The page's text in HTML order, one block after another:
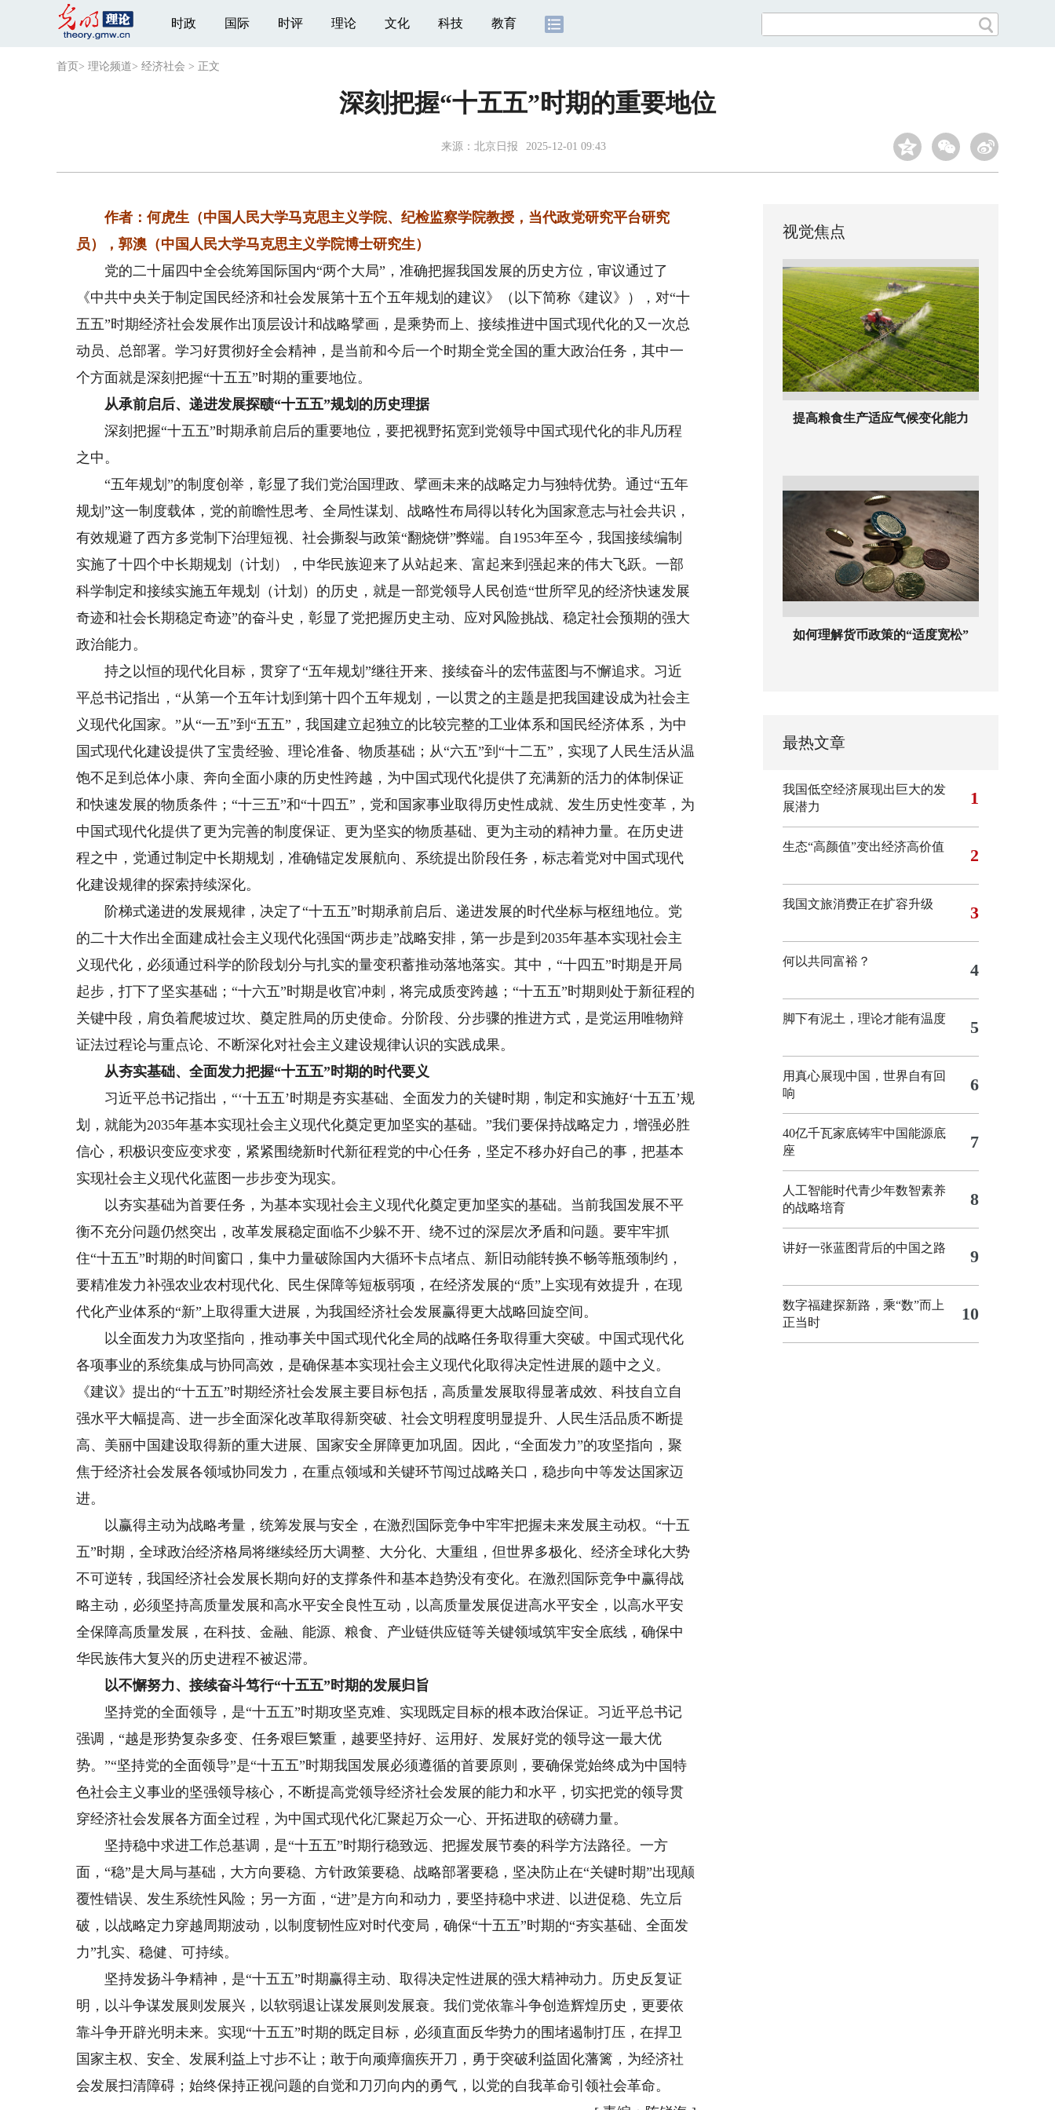
时政 国际 时评 理论 文化 科技 教育
首页 > 理论频道> 经济社会 > 正文
深刻把握“十五五”时期的重要地位
来源： 北京日报 2025-12-01 09:43
作者：何虎生（中国人民大学马克思主义学院、纪检监察学院教授，当代政党研究平台研究
员），郭澳（中国人民大学马克思主义学院博士研究生）
党的二十届四中全会统筹国际国内“两个大局”，准确把握我国发展的历史方位，审议通过了
《中共中央关于制定国民经济和社会发展第十五个五年规划的建议》（以下简称《建议》），对“十
五五”时期经济社会发展作出顶层设计和战略擘画，是乘势而上、接续推进中国式现代化的又一次总
动员、总部署。学习好贯彻好全会精神，是当前和今后一个时期全党全国的重大政治任务，其中一
个方面就是深刻把握“十五五”时期的重要地位。
从承前启后、递进发展探赜“十五五”规划的历史理据
深刻把握“十五五”时期承前启后的重要地位，要把视野拓宽到党领导中国式现代化的非凡历程
之中。
“五年规划”的制度创举，彰显了我们党治国理政、擘画未来的战略定力与独特优势。通过“五年
规划”这一制度载体，党的前瞻性思考、全局性谋划、战略性布局得以转化为国家意志与社会共识，
有效规避了西方多党制下治理短视、社会撕裂与政策“翻烧饼”弊端。自1953年至今，我国接续编制
实施了十四个中长期规划（计划），中华民族迎来了从站起来、富起来到强起来的伟大飞跃。一部
科学制定和接续实施五年规划（计划）的历史，就是一部党领导人民创造“世所罕见的经济快速发展
奇迹和社会长期稳定奇迹”的奋斗史，彰显了党把握历史主动、应对风险挑战、稳定社会预期的强大
政治能力。
持之以恒的现代化目标，贯穿了“五年规划”继往开来、接续奋斗的宏伟蓝图与不懈追求。习近
平总书记指出，“从第一个五年计划到第十四个五年规划，一以贯之的主题是把我国建设成为社会主
义现代化国家。”从“一五”到“五五”，我国建立起独立的比较完整的工业体系和国民经济体系，为中
国式现代化建设提供了宝贵经验、理论准备、物质基础；从“六五”到“十二五”，实现了人民生活从温
饱不足到总体小康、奔向全面小康的历史性跨越，为中国式现代化提供了充满新的活力的体制保证
和快速发展的物质条件；“十三五”和“十四五”，党和国家事业取得历史性成就、发生历史性变革，为
中国式现代化提供了更为完善的制度保证、更为坚实的物质基础、更为主动的精神力量。在历史进
程之中，党通过制定中长期规划，准确锚定发展航向、系统提出阶段任务，标志着党对中国式现代
化建设规律的探索持续深化。
阶梯式递进的发展规律，决定了“十五五”时期承前启后、递进发展的时代坐标与枢纽地位。党
的二十大作出全面建成社会主义现代化强国“两步走”战略安排，第一步是到2035年基本实现社会主
义现代化，必须通过科学的阶段划分与扎实的量变积蓄推动落地落实。其中，“十四五”时期是开局
起步，打下了坚实基础；“十六五”时期是收官冲刺，将完成质变跨越；“十五五”时期则处于新征程的
关键中段，肩负着爬坡过坎、奠定胜局的历史使命。分阶段、分步骤的推进方式，是党运用唯物辩
证法过程论与重点论、不断深化对社会主义建设规律认识的实践成果。
从夯实基础、全面发力把握“十五五”时期的时代要义
习近平总书记指出，“‘十五五’时期是夯实基础、全面发力的关键时期，制定和实施好‘十五五’规
划，就能为2035年基本实现社会主义现代化奠定更加坚实的基础。”我们要保持战略定力，增强必胜
信心，积极识变应变求变，紧紧围绕新时代新征程党的中心任务，坚定不移办好自己的事，把基本
实现社会主义现代化蓝图一步步变为现实。
以夯实基础为首要任务，为基本实现社会主义现代化奠定更加坚实的基础。当前我国发展不平
衡不充分问题仍然突出，改革发展稳定面临不少躲不开、绕不过的深层次矛盾和问题。要牢牢抓
住“十五五”时期的时间窗口，集中力量破除国内大循环卡点堵点、新旧动能转换不畅等瓶颈制约，
要精准发力补强农业农村现代化、民生保障等短板弱项，在经济发展的“质”上实现有效提升，在现
代化产业体系的“新”上取得重大进展，为我国经济社会发展赢得更大战略回旋空间。
以全面发力为攻坚指向，推动事关中国式现代化全局的战略任务取得重大突破。中国式现代化
各项事业的系统集成与协同高效，是确保基本实现社会主义现代化取得决定性进展的题中之义。
《建议》提出的“十五五”时期经济社会发展主要目标包括，高质量发展取得显著成效、科技自立自
强水平大幅提高、进一步全面深化改革取得新突破、社会文明程度明显提升、人民生活品质不断提
高、美丽中国建设取得新的重大进展、国家安全屏障更加巩固。因此，“全面发力”的攻坚指向，聚
焦于经济社会发展各领域协同发力，在重点领域和关键环节闯过战略关口，稳步向中等发达国家迈
进。
以赢得主动为战略考量，统筹发展与安全，在激烈国际竞争中牢牢把握未来发展主动权。“十五
五”时期，全球政治经济格局将继续经历大调整、大分化、大重组，但世界多极化、经济全球化大势
不可逆转，我国经济社会发展长期向好的支撑条件和基本趋势没有变化。在激烈国际竞争中赢得战
略主动，必须坚持高质量发展和高水平安全良性互动，以高质量发展促进高水平安全，以高水平安
全保障高质量发展，在科技、金融、能源、粮食、产业链供应链等关键领域筑牢安全底线，确保中
华民族伟大复兴的历史进程不被迟滞。
以不懈努力、接续奋斗笃行“十五五”时期的发展归旨
坚持党的全面领导，是“十五五”时期攻坚克难、实现既定目标的根本政治保证。习近平总书记
强调，“越是形势复杂多变、任务艰巨繁重，越要坚持好、运用好、发展好党的领导这一最大优
势。”“坚持党的全面领导”是“十五五”时期我国发展必须遵循的首要原则，要确保党始终成为中国特
色社会主义事业的坚强领导核心，不断提高党领导经济社会发展的能力和水平，切实把党的领导贯
穿经济社会发展各方面全过程，为中国式现代化汇聚起万众一心、开拓进取的磅礴力量。
坚持稳中求进工作总基调，是“十五五”时期行稳致远、把握发展节奏的科学方法路径。一方
面，“稳”是大局与基础，大方向要稳、方针政策要稳、战略部署要稳，坚决防止在“关键时期”出现颠
覆性错误、发生系统性风险；另一方面，“进”是方向和动力，要坚持稳中求进、以进促稳、先立后
破，以战略定力穿越周期波动，以制度韧性应对时代变局，确保“十五五”时期的“夯实基础、全面发
力”扎实、稳健、可持续。
坚持发扬斗争精神，是“十五五”时期赢得主动、取得决定性进展的强大精神动力。历史反复证
明，以斗争谋发展则发展兴，以软弱退让谋发展则发展衰。我们党依靠斗争创造辉煌历史，更要依
靠斗争开辟光明未来。实现“十五五”时期的既定目标，必须直面反华势力的围堵遏制打压，在捍卫
国家主权、安全、发展利益上寸步不让；敢于向顽瘴痼疾开刀，勇于突破利益固化藩篱，为经济社
会发展扫清障碍；始终保持正视问题的自觉和刀刃向内的勇气，以党的自我革命引领社会革命。
视觉焦点
提高粮食生产适应气候变化能力
如何理解货币政策的“适度宽松”
最热文章
我国低空经济展现出巨大的发
展潜力
1
生态“高颜值”变出经济高价值 2
我国文旅消费正在扩容升级 3
何以共同富裕？ 4
脚下有泥土，理论才能有温度 5
用真心展现中国，世界自有回
响
6
40亿千瓦家底铸牢中国能源底
座
7
人工智能时代青少年数智素养
的战略培育
8
讲好一张蓝图背后的中国之路 9
数字福建探新路，乘“数”而上
正当时
10